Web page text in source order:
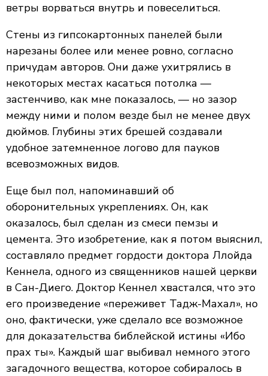
ветры ворваться внутрь и повеселиться.
Стены из гипсокартонных панелей были
нарезаны более или менее ровно, согласно
причудам авторов. Они даже ухитрялись в
некоторых местах касаться потолка —
застенчиво, как мне показалось, — но зазор
между ними и полом везде был не менее двух
дюймов. Глубины этих брешей создавали
удобное затемненное логово для пауков
всевозможных видов.
Еще был пол, напоминавший об
оборонительных укреплениях. Он, как
оказалось, был сделан из смеси пемзы и
цемента. Это изобретение, как я потом выяснил,
составляло предмет гордости доктора Ллойда
Кеннела, одного из священников нашей церкви
в Сан-Диего. Доктор Кеннел хвастался, что это
его произведение «переживет Тадж-Махал», но
оно, фактически, уже сделало все возможное
для доказательства библейской истины «Ибо
прах ты». Каждый шаг выбивал немного этого
загадочного вещества, которое собиралось в